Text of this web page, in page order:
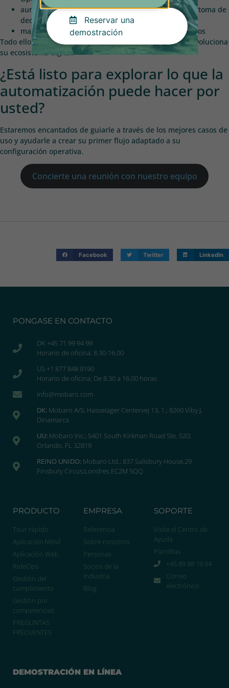
aumentar la visibilidad para los responsables de la toma de
decisiones
mantener los datos operativos limpios y centralizados
Todo ello con flexibilidad y escalabilidad a medida que evoluciona
su ecosistema digital.
¿Está listo para explorar lo que la
automatización puede hacer por
usted?
Estaremos encantados de guiarle a través de los mejores casos de
uso y ayudarle a crear su primer flujo adaptado a su
configuración operativa.
Concierte una reunión con nuestro equipo
Facebook Twitter LinkedIn
PONGASE EN CONTACTO
DK +45 71 99 94 99
Horario de oficina: 8.30-16.00
US +1 877 848 9190
Horario de oficina: De 8.30 a 16.00 horas
info@mobaro.com
DK: Mobaro A/S; Hasselager Centervej 13, 1.; 8260 Viby J,
Dinamarca
UU: Mobaro Inc.; 5401 South Kirkman Road Ste. 520;
Orlando, FL 32819
REINO UNIDO: Mobaro Ltd.; 837 Salisbury House,29
Finsbury Circus;Londres EC2M 5QQ
PRODUCTO
Tour rápido
Aplicación Móvil
Aplicación Web
RideOps
Gestión del
cumplimiento
Gestión por
competencias
PREGUNTAS
FRECUENTES
EMPRESA
Referencia
Sobre nosotros
Personas
Socios de la
industria
Blog
SOPORTE
Visite el Centro de
Ayuda
Plantillas
+45 89 88 19 64
Correo
electrónico
DEMOSTRACIÓN EN LÍNEA
Reservar una
demostración